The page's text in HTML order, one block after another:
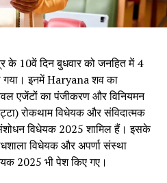
10वें दिन बुधवार को जनहित में 4
गया। इनमें Haryana शव का
एजेंटों का पंजीकरण और विनियमन
रोकथाम विधेयक और संविदात्मक
विधेयक 2025 शामिल हैं। इसके
विधेयक और अपर्णा संस्था
2025 भी पेश किए गए।